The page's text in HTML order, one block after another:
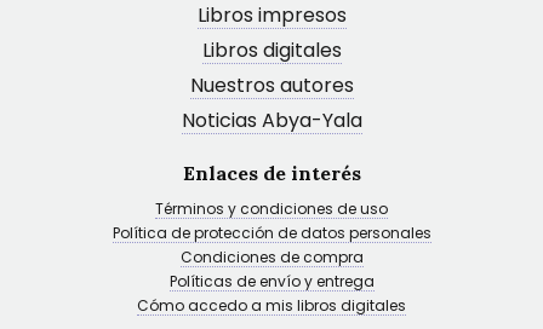
Libros impresos
Libros digitales
Nuestros autores
Noticias Abya-Yala
Enlaces de interés
Términos y condiciones de uso
Política de protección de datos personales
Condiciones de compra
Políticas de envío y entrega
Cómo accedo a mis libros digitales